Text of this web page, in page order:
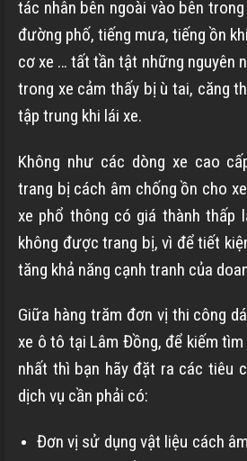
tác nhân bên ngoài vào bên
đường phố, tiếng mưa, tiếng ồn
cơ xe … tất tần tật những nguyên
trong xe cảm thấy bị ù tai, căng
tập trung khi lái xe.
Không như các dòng xe cao
trang bị cách âm chống ồn cho
xe phổ thông có giá thành thấp
không được trang bị, vì để tiết
tăng khả năng cạnh tranh của
Giữa hàng trăm đơn vị thi công
xe ô tô tại Lâm Đồng, để kiếm
nhất thì bạn hãy đặt ra các tiêu
dịch vụ cần phải có:
Đơn vị sử dụng vật liệu cách